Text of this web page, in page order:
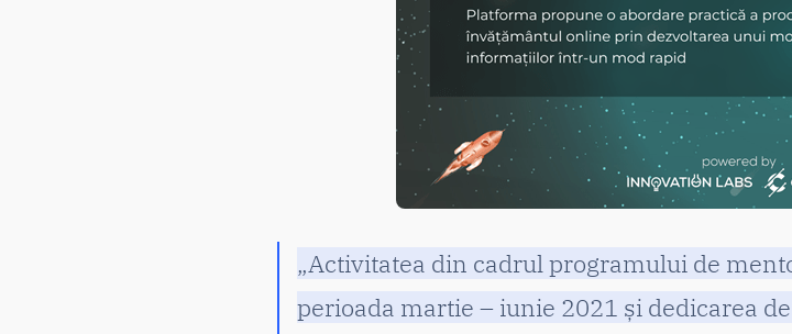
„Activitatea din cadrul programului de
perioada martie – iunie 2021 și dedicarea